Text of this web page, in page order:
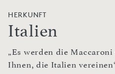
HERKUNFT
Italien
„Es werden die
Ihnen, die Italien